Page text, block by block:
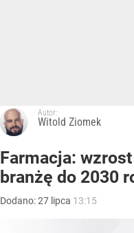
Autor:
Witold Ziomek
Farmacja:
branżę do 2030
Dodano:27 lipca 13:15